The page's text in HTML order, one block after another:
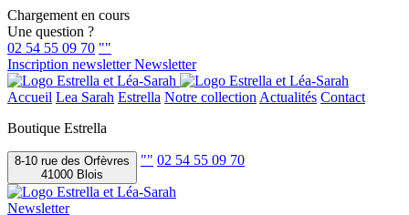
Chargement en cours
Une question ?
02 54 55 09 70 ""
Inscription newsletter Newsletter
Accueil Lea Sarah Estrella Notre collection Actualités Contact
Boutique Estrella
8-10 rue des Orfèvres
41000 Blois
"" 02 54 55 09 70
Newsletter